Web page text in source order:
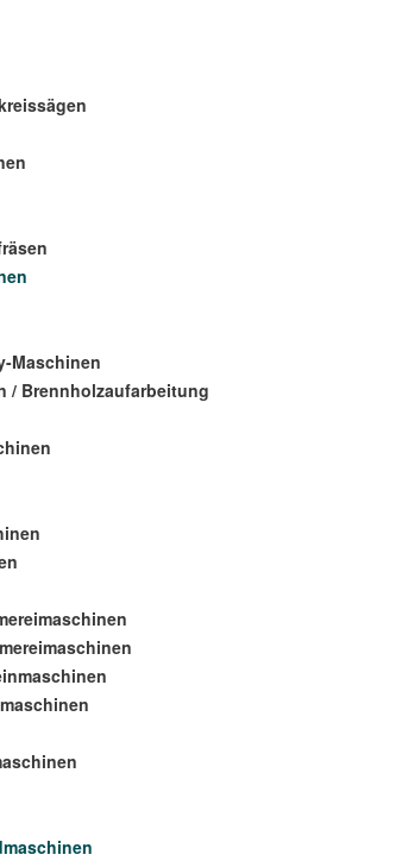
Maschinen
/ Brennholzaufarbeitung